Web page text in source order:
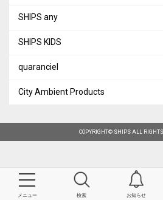
メニュー 検索 お知らせ
SHIPS any
SHIPS KIDS
quaranciel
City Ambient Products
COPYRIGHT© SHIPS ALL RIGHTS